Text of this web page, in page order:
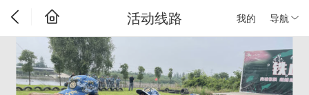
我的 导航
活动线路